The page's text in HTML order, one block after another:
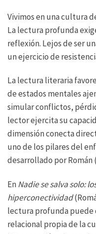
Vivimos en una cultura
La lectura profunda
reflexión. Lejos de ser
un ejercicio de
La lectura literaria
de estados mentales
simular conflictos,
lector ejercita su
dimensión conecta
uno de los pilares del
desarrollado por Román
EnNadie se salva solo:
hiperconectividad
lectura profunda
relacional propia de la